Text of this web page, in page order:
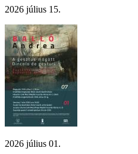
2026 július 15.
2026 július 01.